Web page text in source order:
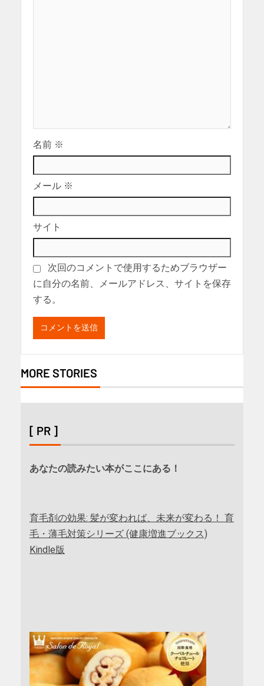
名前 ※
メール ※
サイト
次回のコメントで使用するためブラウザー
に自分の名前、メールアドレス、サイトを保存
する。
MORE STORIES
[ PR ]
あなたの読みたい本がここにある！
育毛剤の効果: 髪が変われば、未来が変わる！ 育
毛・薄毛対策シリーズ (健康増進ブックス)
Kindle版